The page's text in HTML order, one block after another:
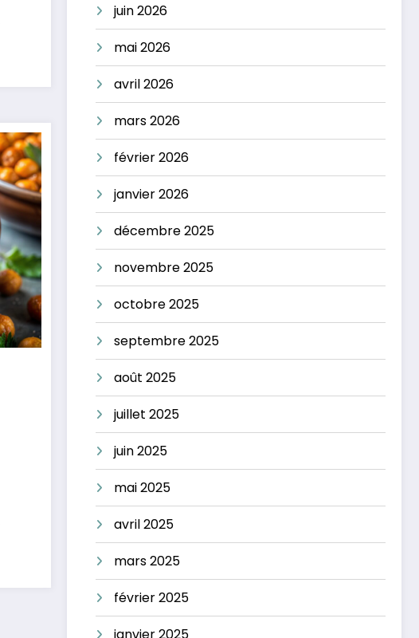
juin 2026
mai 2026
avril 2026
mars 2026
février 2026
janvier 2026
décembre 2025
novembre 2025
octobre 2025
septembre 2025
août 2025
juillet 2025
juin 2025
mai 2025
avril 2025
mars 2025
février 2025
janvier 2025